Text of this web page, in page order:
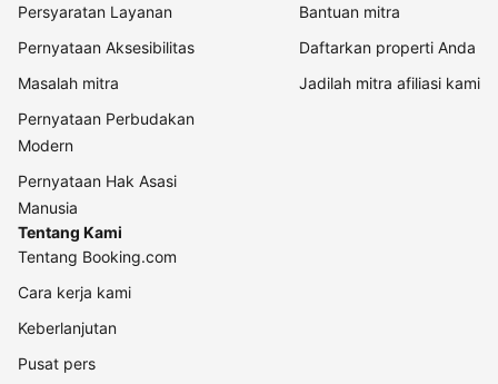
Persyaratan Layanan
Pernyataan Aksesibilitas
Masalah mitra
Pernyataan Perbudakan
Modern
Pernyataan Hak Asasi
Manusia
Bantuan mitra
Daftarkan properti Anda
Jadilah mitra afiliasi kami
Tentang Kami
Tentang Booking.com
Cara kerja kami
Keberlanjutan
Pusat pers